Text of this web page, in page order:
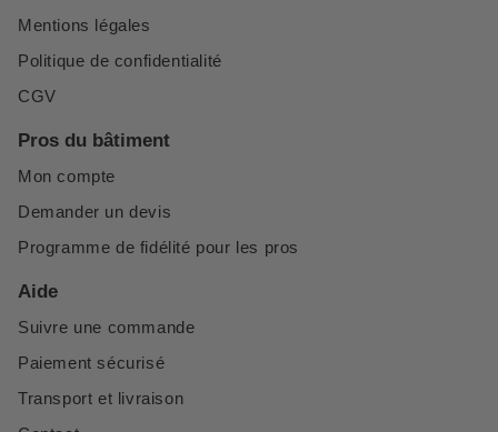
Mentions légales
Politique de confidentialité
CGV
Pros du bâtiment
Mon compte
Demander un devis
Programme de fidélité pour les pros
Aide
Suivre une commande
Paiement sécurisé
Transport et livraison